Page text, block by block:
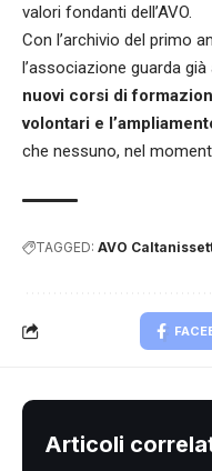
valori fondanti dell’AVO.
Con l’archivio del primo
l’associazione guarda
nuovi corsi di
volontari e
che nessuno, nel
TAGGED: AVO
Articoli